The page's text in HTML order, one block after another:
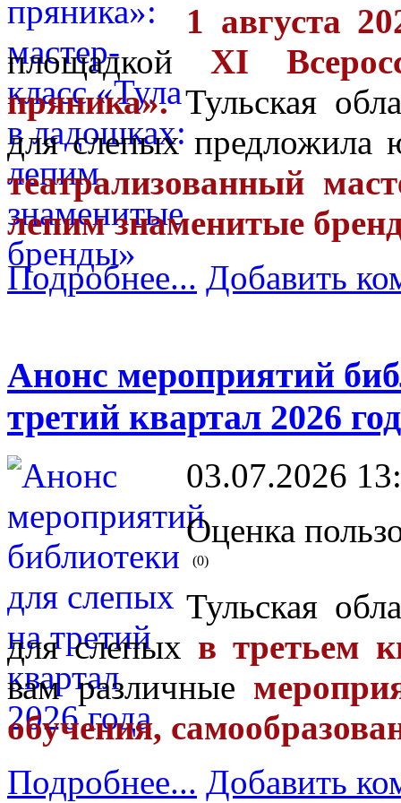
1 августа
площадкой XI
пряника».Тульская
для слепых предложила
театрализованный
лепим знаменитые
Подробнее... Добавить
Анонс мероприятий
третий квартал 2026
03.07.2026
Оценка
(0)
Тульская
для слепых в третьем
вам различные
обучения,
Подробнее... Добавить